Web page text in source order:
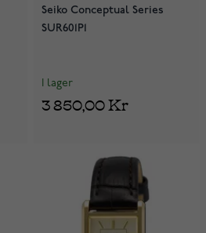
Seiko Conceptual Series
SUR601P1
I lager
3 850,00 Kr